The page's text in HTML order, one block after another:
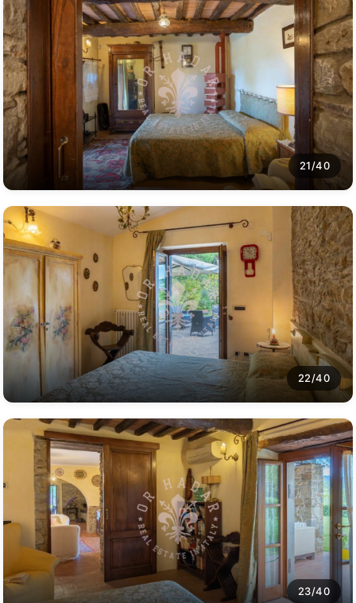
21/40
22/40
23/40